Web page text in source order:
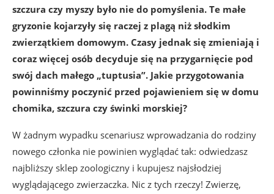
szczura czy myszy było nie do pomyślenia. Te małe
gryzonie kojarzyły się raczej z plagą niż słodkim
zwierzątkiem domowym. Czasy jednak się zmieniają i
coraz więcej osób decyduje się na przygarnięcie pod
swój dach małego „tuptusia”. Jakie przygotowania
powinniśmy poczynić przed pojawieniem się w domu
chomika, szczura czy świnki morskiej?
W żadnym wypadku scenariusz wprowadzania do rodziny
nowego członka nie powinien wyglądać tak: odwiedzasz
najbliższy sklep zoologiczny i kupujesz najsłodziej
wyglądającego zwierzaczka. Nic z tych rzeczy! Zwierzę,